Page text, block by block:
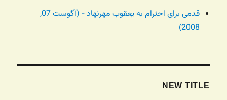
قدمی برای احترام به یعقوب مهرنهاد - (آگوست 07,
2008)
NEW TITLE